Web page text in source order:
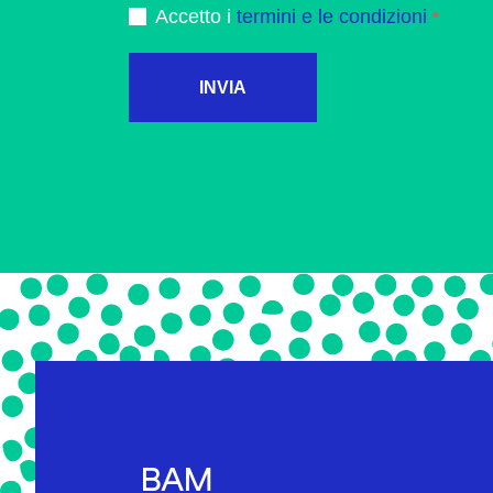
Accetto i termini e le condizioni
INVIA
BAM